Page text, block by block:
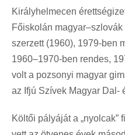
Királyhelmecen
Főiskolán
szerzett (1960), 1979-ben
1960–1970-ben rendes,
volt a pozsonyi magyar
az Ifjú Szívek Magyar Dal-
Költői pályáját a „nyolcak”